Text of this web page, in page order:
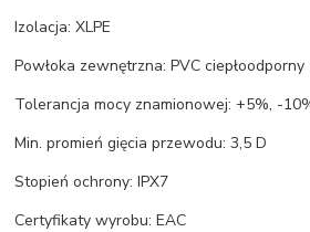
Izolacja: XLPE
Powłoka zewnętrzna: PVC ciepłoodporny
Tolerancja mocy znamionowej: +5%, -
Min. promień gięcia przewodu: 3,5 D
Stopień ochrony: IPX7
Certyfikaty wyrobu: EAC